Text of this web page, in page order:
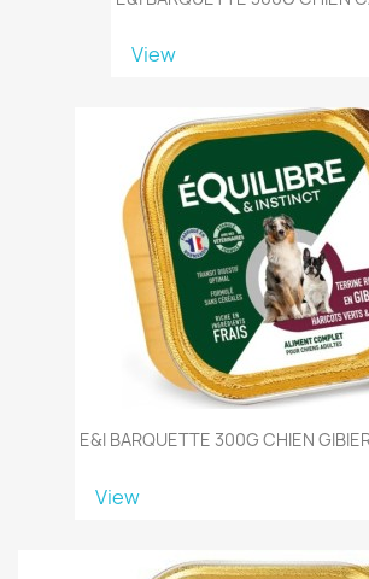
View
E&I BARQUETTE 300G CHIEN
View